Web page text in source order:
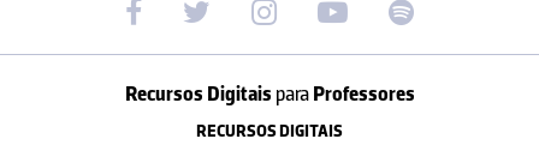
Recursos Digitais paraProfessores
RECURSOS DIGITAIS